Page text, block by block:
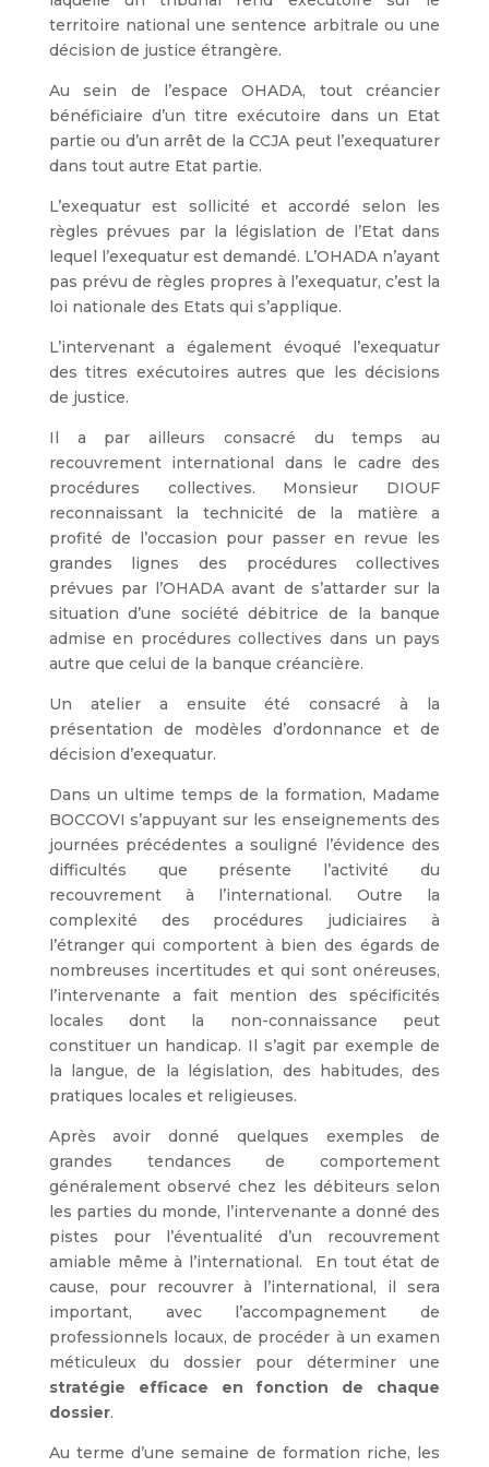
territoire national une sentence arbitrale ou une
décision de justice étrangère.
Au sein de l’espace OHADA, tout créancier
bénéficiaire d’un titre exécutoire dans un Etat
partie ou d’un arrêt de la CCJA peut l’exequaturer
dans tout autre Etat partie.
L’exequatur est sollicité et accordé selon les
règles prévues par la législation de l’Etat dans
lequel l’exequatur est demandé. L’OHADA n’ayant
pas prévu de règles propres à l’exequatur, c’est la
loi nationale des Etats qui s’applique.
L’intervenant a également évoqué l’exequatur
des titres exécutoires autres que les décisions
de justice.
Il a par ailleurs consacré du temps au
recouvrement international dans le cadre des
procédures collectives. Monsieur DIOUF
reconnaissant la technicité de la matière a
profité de l’occasion pour passer en revue les
grandes lignes des procédures collectives
prévues par l’OHADA avant de s’attarder sur la
situation d’une société débitrice de la banque
admise en procédures collectives dans un pays
autre que celui de la banque créancière.
Un atelier a ensuite été consacré à la
présentation de modèles d’ordonnance et de
décision d’exequatur.
Dans un ultime temps de la formation, Madame
BOCCOVI s’appuyant sur les enseignements des
journées précédentes a souligné l’évidence des
difficultés que présente l’activité du
recouvrement à l’international. Outre la
complexité des procédures judiciaires à
l’étranger qui comportent à bien des égards de
nombreuses incertitudes et qui sont onéreuses,
l’intervenante a fait mention des spécificités
locales dont la non-connaissance peut
constituer un handicap. Il s’agit par exemple de
la langue, de la législation, des habitudes, des
pratiques locales et religieuses.
Après avoir donné quelques exemples de
grandes tendances de comportement
généralement observé chez les débiteurs selon
les parties du monde, l’intervenante a donné des
pistes pour l’éventualité d’un recouvrement
amiable même à l’international. En tout état de
cause, pour recouvrer à l’international, il sera
important, avec l’accompagnement de
professionnels locaux, de procéder à un examen
méticuleux du dossier pour déterminer une
stratégie efficace en fonction de chaque
dossier.
Au terme d’une semaine de formation riche, les